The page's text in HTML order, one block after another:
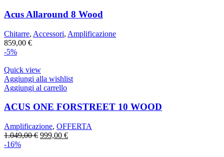
Acus Allaround 8 Wood
Chitarre, Accessori, Amplificazione
859,00 €
-5%
Quick view
Aggiungi alla wishlist
Aggiungi al carrello
ACUS ONE FORSTREET 10 WOOD
Amplificazione, OFFERTA
1.049,00€ Il
999,00 €Il
-16%